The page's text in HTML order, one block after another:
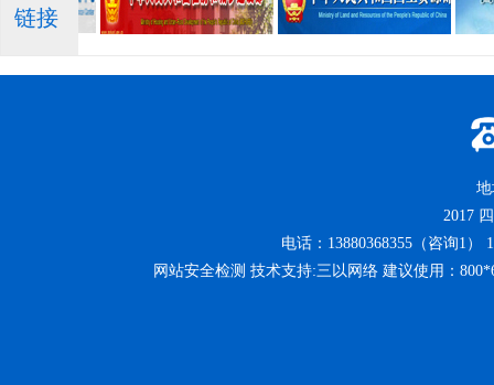
链接
2017
电话：13880368355（咨询1）
网站安全检测 技术支持:三以网络 建议使用：